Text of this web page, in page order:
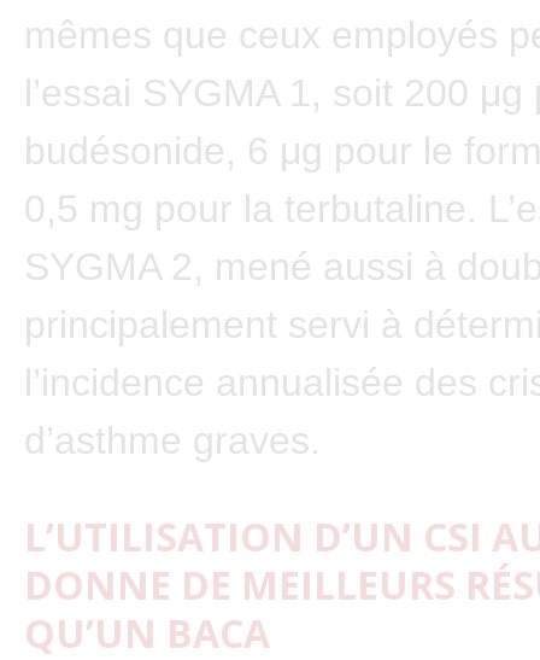
mêmes que ceux employés
l’essai SYGMA 1, soit 200 μg
budésonide, 6 μg pour le
0,5 mg pour la terbutaline.
SYGMA 2, mené aussi à
principalement servi à
l’incidence annualisée des
d’asthme graves.
L’UTILISATION D’UN CSI
DONNE DE MEILLEURS
QU’UN BACA